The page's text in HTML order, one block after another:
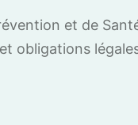
et de
obligations